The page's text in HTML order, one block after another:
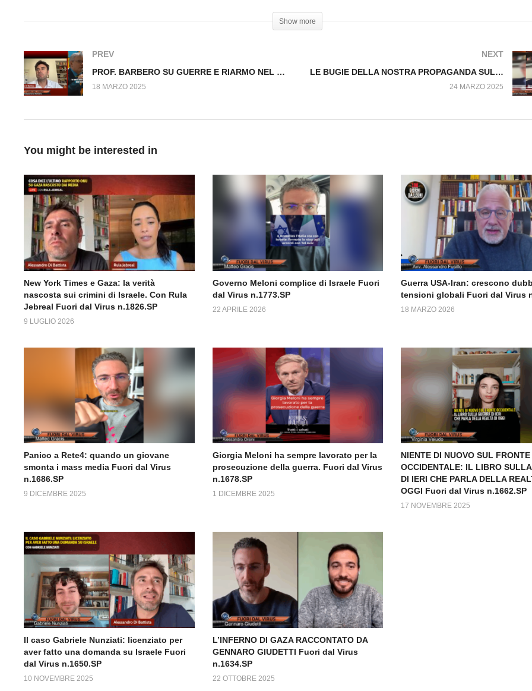
Show more
PREV
PROF. BARBERO SU GUERRE E RIARMO NEL 900 Fuori dal Virus n.1436.SP
18 MARZO 2025
NEXT
LE BUGIE DELLA NOSTRA PROPAGANDA SULLA GUERRA Fuori dal Virus n.1441.SP
24 MARZO 2025
You might be interested in
New York Times e Gaza: la verità
nascosta sui crimini di Israele. Con Rula
Jebreal Fuori dal Virus n.1826.SP
9 LUGLIO 2026
Governo Meloni complice di Israele Fuori
dal Virus n.1773.SP
22 APRILE 2026
Guerra USA-Iran: crescono
tensioni globali Fuori dal Virus
18 MARZO 2026
Panico a Rete4: quando un giovane
smonta i mass media Fuori dal Virus
n.1686.SP
9 DICEMBRE 2025
Giorgia Meloni ha sempre lavorato per la
prosecuzione della guerra. Fuori dal Virus
n.1678.SP
1 DICEMBRE 2025
NIENTE DI NUOVO SUL FRONTE
OCCIDENTALE: IL LIBRO
DI IERI CHE PARLA DELLA
OGGI Fuori dal Virus n.1662.SP
17 NOVEMBRE 2025
Il caso Gabriele Nunziati: licenziato per
aver fatto una domanda su Israele Fuori
dal Virus n.1650.SP
10 NOVEMBRE 2025
L’INFERNO DI GAZA RACCONTATO DA
GENNARO GIUDETTI Fuori dal Virus
n.1634.SP
22 OTTOBRE 2025